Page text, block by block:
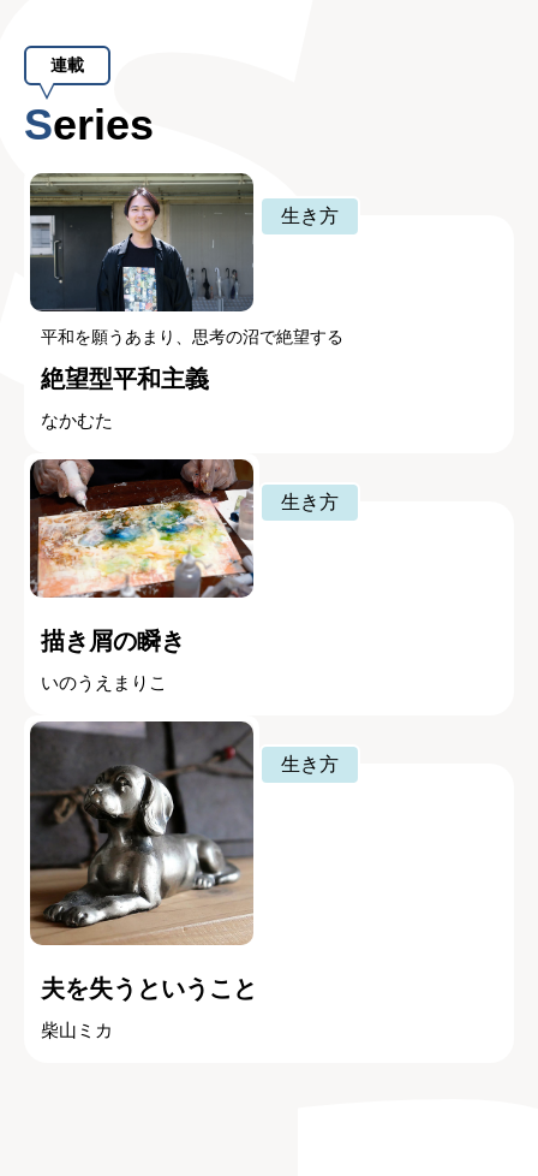
連載
Series
生き方
平和を願うあまり、思考の沼で絶望する
絶望型平和主義
なかむた
生き方
描き屑の瞬き
いのうえまりこ
生き方
夫を失うということ
柴山ミカ